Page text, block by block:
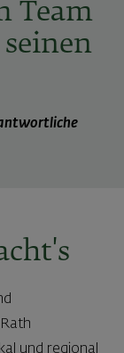
Team
seinen
und regional